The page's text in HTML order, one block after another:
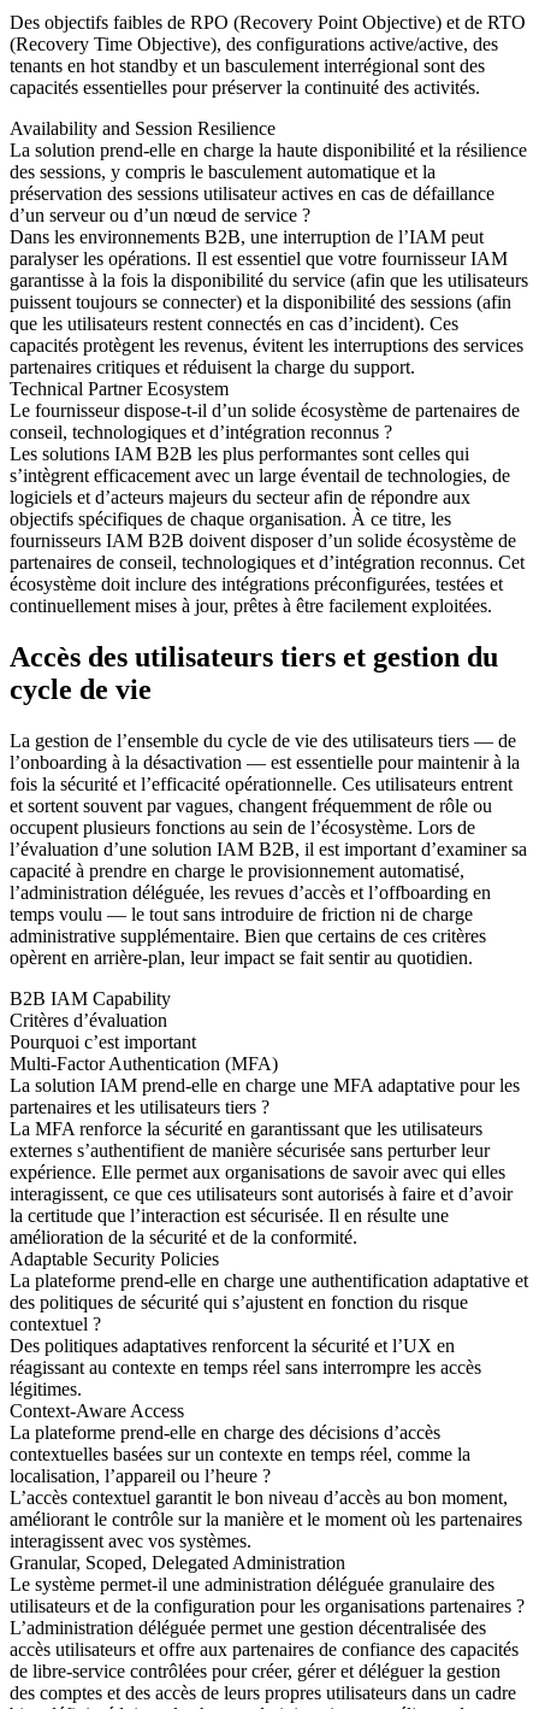
Des objectifs faibles de RPO (Recovery Point Objective) et de RTO
(Recovery Time Objective), des configurations active/active, des
tenants en hot standby et un basculement interrégional sont des
capacités essentielles pour préserver la continuité des activités.
Availability and Session Resilience
La solution prend-elle en charge la haute disponibilité et la résilience
des sessions, y compris le basculement automatique et la
préservation des sessions utilisateur actives en cas de défaillance
d’un serveur ou d’un nœud de service ?
Dans les environnements B2B, une interruption de l’IAM peut
paralyser les opérations. Il est essentiel que votre fournisseur IAM
garantisse à la fois la disponibilité du service (afin que les utilisateurs
puissent toujours se connecter) et la disponibilité des sessions (afin
que les utilisateurs restent connectés en cas d’incident). Ces
capacités protègent les revenus, évitent les interruptions des services
partenaires critiques et réduisent la charge du support.
Technical Partner Ecosystem
Le fournisseur dispose-t-il d’un solide écosystème de partenaires de
conseil, technologiques et d’intégration reconnus ?
Les solutions IAM B2B les plus performantes sont celles qui
s’intègrent efficacement avec un large éventail de technologies, de
logiciels et d’acteurs majeurs du secteur afin de répondre aux
objectifs spécifiques de chaque organisation. À ce titre, les
fournisseurs IAM B2B doivent disposer d’un solide écosystème de
partenaires de conseil, technologiques et d’intégration reconnus. Cet
écosystème doit inclure des intégrations préconfigurées, testées et
continuellement mises à jour, prêtes à être facilement exploitées.
Accès des utilisateurs tiers et gestion du
cycle de vie
La gestion de l’ensemble du cycle de vie des utilisateurs tiers — de
l’onboarding à la désactivation — est essentielle pour maintenir à la
fois la sécurité et l’efficacité opérationnelle. Ces utilisateurs entrent
et sortent souvent par vagues, changent fréquemment de rôle ou
occupent plusieurs fonctions au sein de l’écosystème. Lors de
l’évaluation d’une solution IAM B2B, il est important d’examiner sa
capacité à prendre en charge le provisionnement automatisé,
l’administration déléguée, les revues d’accès et l’offboarding en
temps voulu — le tout sans introduire de friction ni de charge
administrative supplémentaire. Bien que certains de ces critères
opèrent en arrière-plan, leur impact se fait sentir au quotidien.
B2B IAM Capability
Critères d’évaluation
Pourquoi c’est important
Multi-Factor Authentication (MFA)
La solution IAM prend-elle en charge une MFA adaptative pour les
partenaires et les utilisateurs tiers ?
La MFA renforce la sécurité en garantissant que les utilisateurs
externes s’authentifient de manière sécurisée sans perturber leur
expérience. Elle permet aux organisations de savoir avec qui elles
interagissent, ce que ces utilisateurs sont autorisés à faire et d’avoir
la certitude que l’interaction est sécurisée. Il en résulte une
amélioration de la sécurité et de la conformité.
Adaptable Security Policies
La plateforme prend-elle en charge une authentification adaptative et
des politiques de sécurité qui s’ajustent en fonction du risque
contextuel ?
Des politiques adaptatives renforcent la sécurité et l’UX en
réagissant au contexte en temps réel sans interrompre les accès
légitimes.
Context-Aware Access
La plateforme prend-elle en charge des décisions d’accès
contextuelles basées sur un contexte en temps réel, comme la
localisation, l’appareil ou l’heure ?
L’accès contextuel garantit le bon niveau d’accès au bon moment,
améliorant le contrôle sur la manière et le moment où les partenaires
interagissent avec vos systèmes.
Granular, Scoped, Delegated Administration
Le système permet-il une administration déléguée granulaire des
utilisateurs et de la configuration pour les organisations partenaires ?
L’administration déléguée permet une gestion décentralisée des
accès utilisateurs et offre aux partenaires de confiance des capacités
de libre-service contrôlées pour créer, gérer et déléguer la gestion
des comptes et des accès de leurs propres utilisateurs dans un cadre